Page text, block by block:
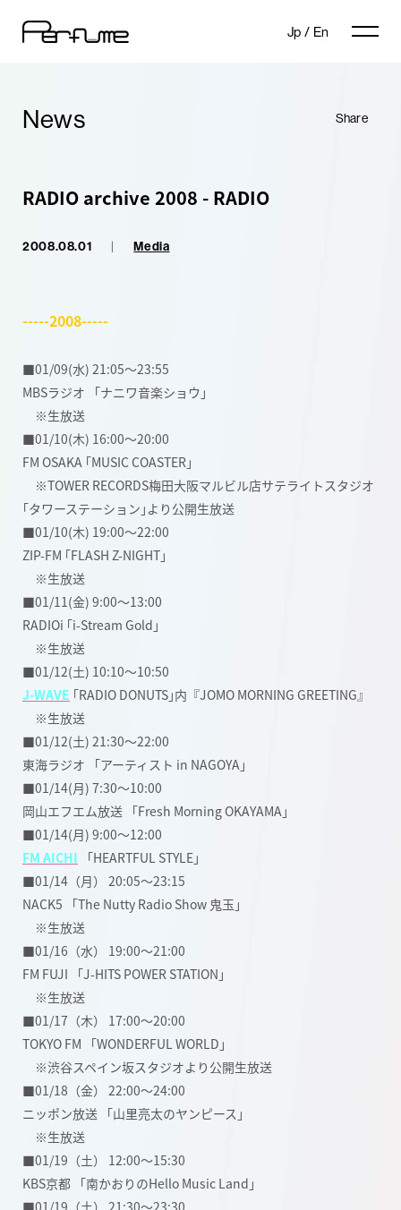
Jp / En
News Share
RADIO archive 2008 - RADIO
2008.08.01 | Media
-----2008-----
■01/09(水) 21:05〜23:55
MBSラジオ 「ナニワ音楽ショウ」
※生放送
■01/10(木) 16:00〜20:00
FM OSAKA ｢MUSIC COASTER｣
※TOWER RECORDS梅田大阪マルビル店サテライトスタジオ
｢タワーステーション｣より公開生放送
■01/10(木) 19:00〜22:00
ZIP-FM ｢FLASH Z-NIGHT｣
※生放送
■01/11(金) 9:00〜13:00
RADIOi ｢i-Stream Gold｣
※生放送
■01/12(土) 10:10〜10:50
J-WAVE ｢RADIO DONUTS｣内『JOMO MORNING GREETING』
※生放送
■01/12(土) 21:30〜22:00
東海ラジオ 「アーティスト in NAGOYA」
■01/14(月) 7:30〜10:00
岡山エフエム放送 「Fresh Morning OKAYAMA」
■01/14(月) 9:00〜12:00
FM AICHI 「HEARTFUL STYLE」
■01/14（月） 20:05〜23:15
NACK5 「The Nutty Radio Show 鬼玉」
※生放送
■01/16（水） 19:00〜21:00
FM FUJI 「J-HITS POWER STATION」
※生放送
■01/17（木） 17:00〜20:00
TOKYO FM 「WONDERFUL WORLD」
※渋谷スペイン坂スタジオより公開生放送
■01/18（金） 22:00〜24:00
ニッポン放送 「山里亮太のヤンピース」
※生放送
■01/19（土） 12:00〜15:30
KBS京都 「南かおりのHello Music Land」
■01/19（土） 21:30〜23:30